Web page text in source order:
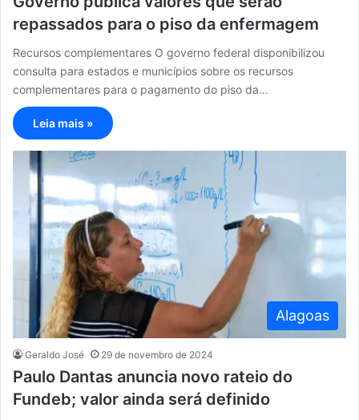
repassados para o piso da enfermagem
Recursos complementares O governo federal disponibilizou
consulta para estados e municípios sobre os recursos
complementares para o pagamento do piso da…
Leia mais »
Alagoas
Geraldo José 29 de novembro de 2024
Paulo Dantas anuncia novo rateio do
Fundeb; valor ainda será definido